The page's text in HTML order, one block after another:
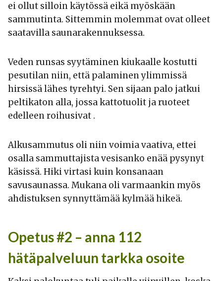
ei ollut silloin käytössä eikä myöskään
sammutinta. Sittemmin molemmat ovat olleet
saatavilla saunarakennuksessa.
Veden runsas syytäminen kiukaalle kostutti
pesutilan niin, että palaminen ylimmissä
hirsissä lähes tyrehtyi. Sen sijaan palo jatkui
peltikaton alla, jossa kattotuolit ja ruoteet
edelleen roihusivat .
Alkusammutus oli niin voimia vaativa, ettei
osalla sammuttajista vesisanko enää pysynyt
käsissä. Hiki virtasi kuin konsanaan
savusaunassa. Mukana oli varmaankin myös
ahdistuksen synnyttämää kylmää hikeä.
Opetus #2 – anna 112
hätäpalveluun tarkka osoite